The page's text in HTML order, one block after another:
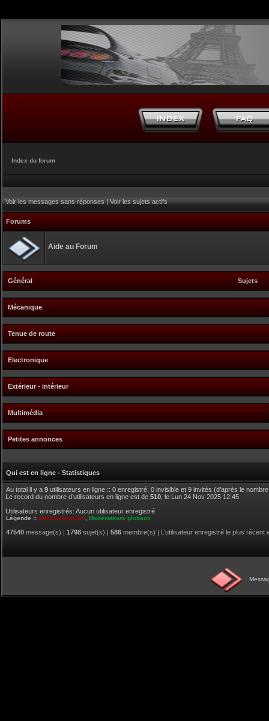
Index du forum
Voir les messages sans réponses|Voir les sujets actifs
Forums
Aide au Forum
Général Sujets
Mécanique
Tenue de route
Electronique
Extérieur - intérieur
Multimédia
Petites annonces
Qui est en ligne - Statistiques
Au total il y a 9 utilisateurs en ligne :: 0 enregistré, 0 invisible et 9 invités (d’après le
Le record du nombre d’utilisateurs en ligne est de 510 , le Lun 24 Nov 2025 12:45
Utilisateurs enregistrés: Aucun utilisateur enregistré
Légende :: Administrateurs Modérateurs globaux
47540 message(s) | 1798 sujet(s) | 586 membre(s) | L’utilisateur enregistré le plus récent